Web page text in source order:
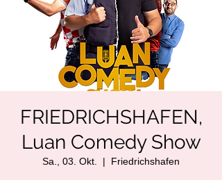
FRIEDRICHSHAFEN,
Luan Comedy Show
Sa., 03. Okt.
  |
Friedrichshafen